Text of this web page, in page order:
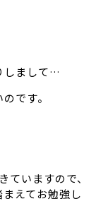
しまして…
です。
いますので、
えてお勉強し